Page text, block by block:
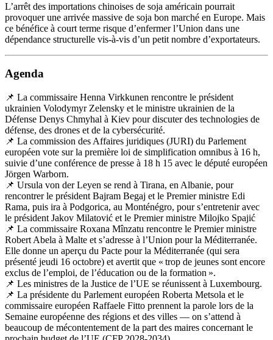
L’arrêt des importations chinoises de soja américain pourrait
provoquer une arrivée massive de soja bon marché en Europe. Mais
ce bénéfice à court terme risque d’enfermer l’Union dans une
dépendance structurelle vis-à-vis d’un petit nombre d’exportateurs.
Agenda
📌 La commissaire Henna Virkkunen rencontre le président
ukrainien Volodymyr Zelensky et le ministre ukrainien de la
Défense Denys Chmyhal à Kiev pour discuter des technologies de
défense, des drones et de la cybersécurité.
📌 La commission des Affaires juridiques (JURI) du Parlement
européen vote sur la première loi de simplification omnibus à 16 h,
suivie d’une conférence de presse à 18 h 15 avec le député européen
Jörgen Warborn.
📌 Ursula von der Leyen se rend à Tirana, en Albanie, pour
rencontrer le président Bajram Begaj et le Premier ministre Edi
Rama, puis ira à Podgorica, au Monténégro, pour s’entretenir avec
le président Jakov Milatović et le Premier ministre Milojko Spajić
📌 La commissaire Roxana Mînzatu rencontre le Premier ministre
Robert Abela à Malte et s’adresse à l’Union pour la Méditerranée.
Elle donne un aperçu du Pacte pour la Méditerranée (qui sera
présenté jeudi 16 octobre) et avertit que « trop de jeunes sont encore
exclus de l’emploi, de l’éducation ou de la formation ».
📌 Les ministres de la Justice de l’UE se réunissent à Luxembourg.
📌 La présidente du Parlement européen Roberta Metsola et le
commissaire européen Raffaele Fitto prennent la parole lors de la
Semaine européenne des régions et des villes — on s’attend à
beaucoup de mécontentement de la part des maires concernant le